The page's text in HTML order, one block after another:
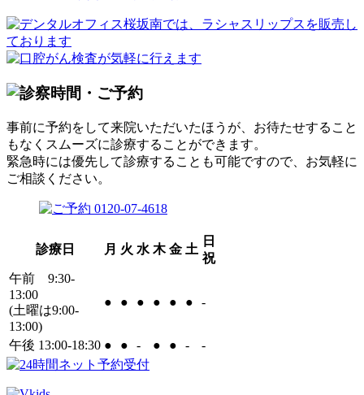
事前に予約をして来院いただいたほうが、お待たせすること
もなくスムーズに診療することができます。
緊急時には優先して診療することも可能ですので、お気軽に
ご相談ください。
診療日 月 火 水 木 金 土
日
祝
午前 9:30-
13:00
(土曜は9:00-
13:00)
● ● ● ● ● ● -
午後 13:00-18:30 ● ● - ● ● - -